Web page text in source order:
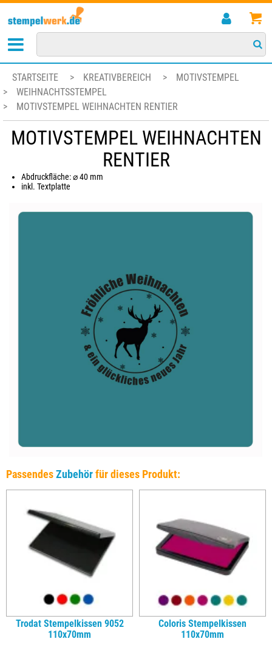
STARTSEITE > KREATIVBEREICH >
MOTIVSTEMPEL
>
WEIHNACHTSSTEMPEL
>
MOTIVSTEMPEL WEIHNACHTEN RENTIER
MOTIVSTEMPEL WEIHNACHTEN
RENTIER
Abdruckfläche: ⌀ 40 mm
inkl. Textplatte
PassendesZubehörfür dieses Produkt:
Trodat Stempelkissen 9052
110x70mm
Coloris Stempelkissen
110x70mm